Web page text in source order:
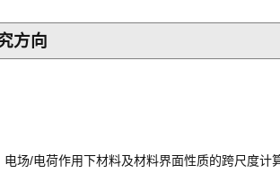
方向
电场/电荷作用下材料及材料界面性质的跨尺度计